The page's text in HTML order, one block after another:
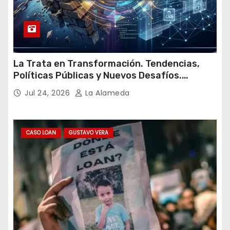
La Trata en Transformación. Tendencias,
Políticas Públicas y Nuevos Desafíos.
Argentina y el Mundo – Julio 2026
Jul 24, 2026 La Alameda
CASO LOAN GUSTAVO VERA